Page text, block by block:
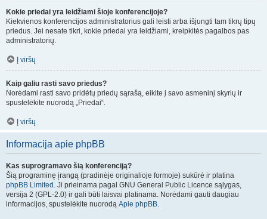
Kokie priedai yra leidžiami šioje konferencijoje?
Kiekvienos konferencijos administratorius gali leisti arba išjungti tam tikrų tipų
priedus. Jei nesate tikri, kokie priedai yra leidžiami, kreipkitės pagalbos pas
administratorių.
Į viršų
Kaip galiu rasti savo priedus?
Norėdami rasti savo pridėtų priedų sąrašą, eikite į savo asmeninį skyrių ir
spustelėkite nuorodą „Priedai“.
Į viršų
Informacija apie phpBB
Kas suprogramavo šią konferenciją?
Šią programinę įrangą (pradinėje originalioje formoje) sukūrė ir platina
phpBB Limited . Ji prieinama pagal GNU General Public Licence sąlygas,
versija 2 (GPL-2.0) ir gali būti laisvai platinama. Norėdami gauti daugiau
informacijos, spustelėkite nuorodą Apie phpBB.